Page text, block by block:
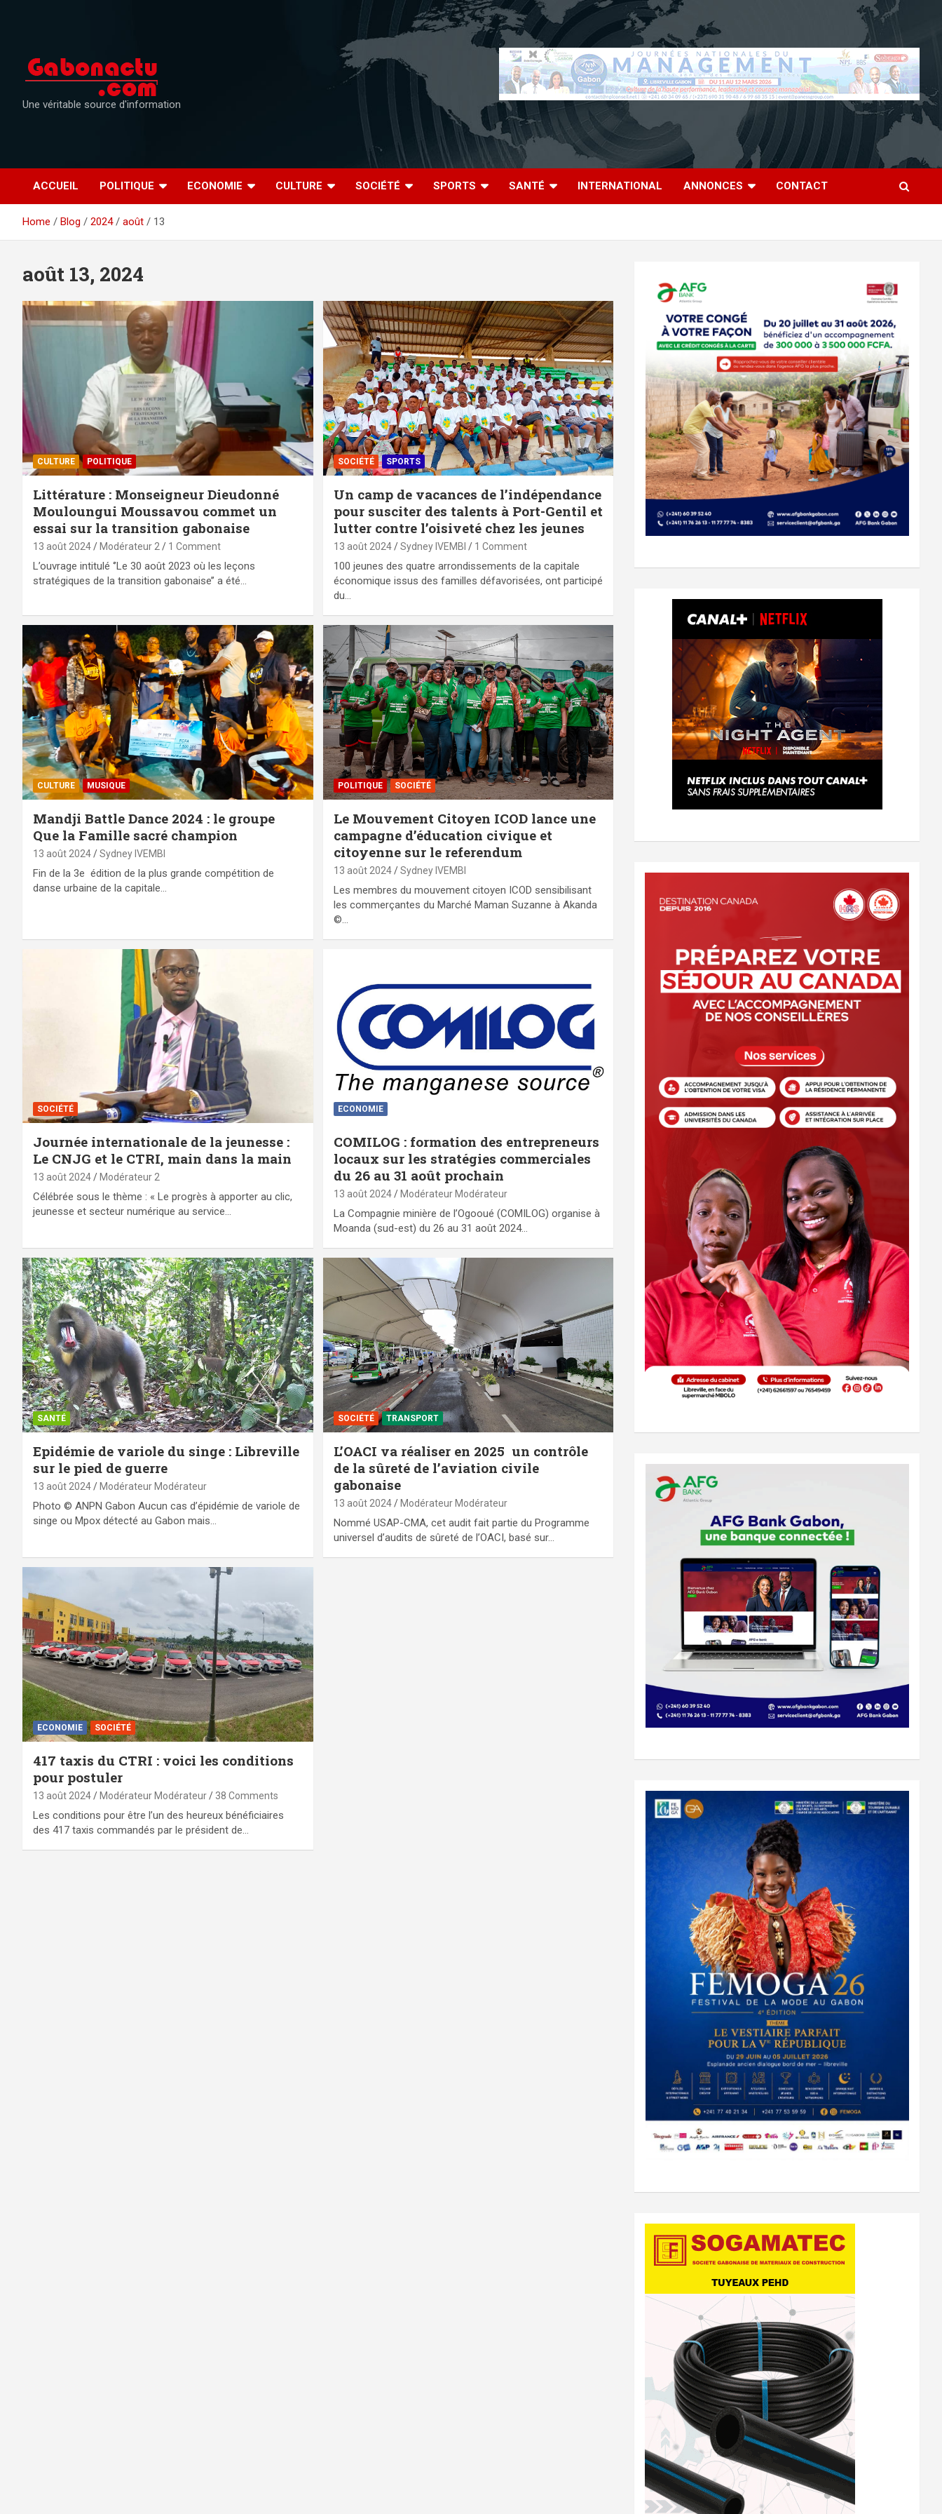
Une véritable source d'information
ACCUEIL POLITIQUE ECONOMIE CULTURE SOCIÉTÉ SPORTS SANTÉ INTERNATIONAL ANNONCES CONTACT
Home Blog 2024 août 13
août 13, 2024
CULTURE POLITIQUE
Littérature : Monseigneur Dieudonné
Mouloungui Moussavou commet un
essai sur la transition gabonaise
13 août 2024 Modérateur 2 1 Comment
L’ouvrage intitulé ‘’Le 30 août 2023 où les leçons
stratégiques de la transition gabonaise’’ a été…
SOCIÉTÉ SPORTS
Un camp de vacances de l’indépendance
pour susciter des talents à Port-Gentil et
lutter contre l’oisiveté chez les jeunes
13 août 2024 Sydney IVEMBI 1 Comment
100 jeunes des quatre arrondissements de la capitale
économique issus des familles défavorisées, ont participé
du…
CULTURE MUSIQUE
Mandji Battle Dance 2024 : le groupe
Que la Famille sacré champion
13 août 2024 Sydney IVEMBI
Fin de la 3e édition de la plus grande compétition de
danse urbaine de la capitale…
POLITIQUE SOCIÉTÉ
Le Mouvement Citoyen ICOD lance une
campagne d’éducation civique et
citoyenne sur le referendum
13 août 2024 Sydney IVEMBI
Les membres du mouvement citoyen ICOD sensibilisant
les commerçantes du Marché Maman Suzanne à Akanda
©…
SOCIÉTÉ
Journée internationale de la jeunesse :
Le CNJG et le CTRI, main dans la main
13 août 2024 Modérateur 2
Célébrée sous le thème : « Le progrès à apporter au clic,
jeunesse et secteur numérique au service…
ECONOMIE
COMILOG : formation des entrepreneurs
locaux sur les stratégies commerciales
du 26 au 31 août prochain
13 août 2024 Modérateur Modérateur
La Compagnie minière de l’Ogooué (COMILOG) organise à
Moanda (sud-est) du 26 au 31 août 2024…
SANTÉ
Epidémie de variole du singe : Libreville
sur le pied de guerre
13 août 2024 Modérateur Modérateur
Photo © ANPN Gabon Aucun cas d’épidémie de variole de
singe ou Mpox détecté au Gabon mais…
SOCIÉTÉ TRANSPORT
L’OACI va réaliser en 2025 un contrôle
de la sûreté de l’aviation civile
gabonaise
13 août 2024 Modérateur Modérateur
Nommé USAP-CMA, cet audit fait partie du Programme
universel d’audits de sûreté de l’OACI, basé sur…
ECONOMIE SOCIÉTÉ
417 taxis du CTRI : voici les conditions
pour postuler
13 août 2024 Modérateur Modérateur 38 Comments
Les conditions pour être l’un des heureux bénéficiaires
des 417 taxis commandés par le président de…